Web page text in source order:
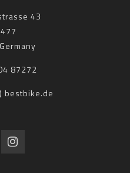
43
87272
bestbike.de